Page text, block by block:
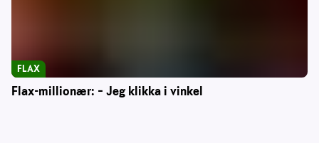
Flax-millionær: – Jeg klikka i vinkel
FLAX